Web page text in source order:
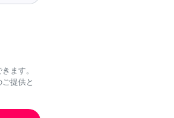
ます。
提供と